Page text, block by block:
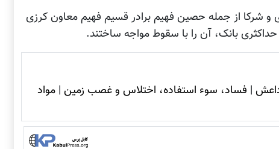
و شرکا از جمله حصین فهیم برادر قسیم فهیم معاون کرزی
بانک، آن را با سقوط مواجه ساختند.
| فساد، سوء استفاده، اختلاس و غصب زمين | مواد